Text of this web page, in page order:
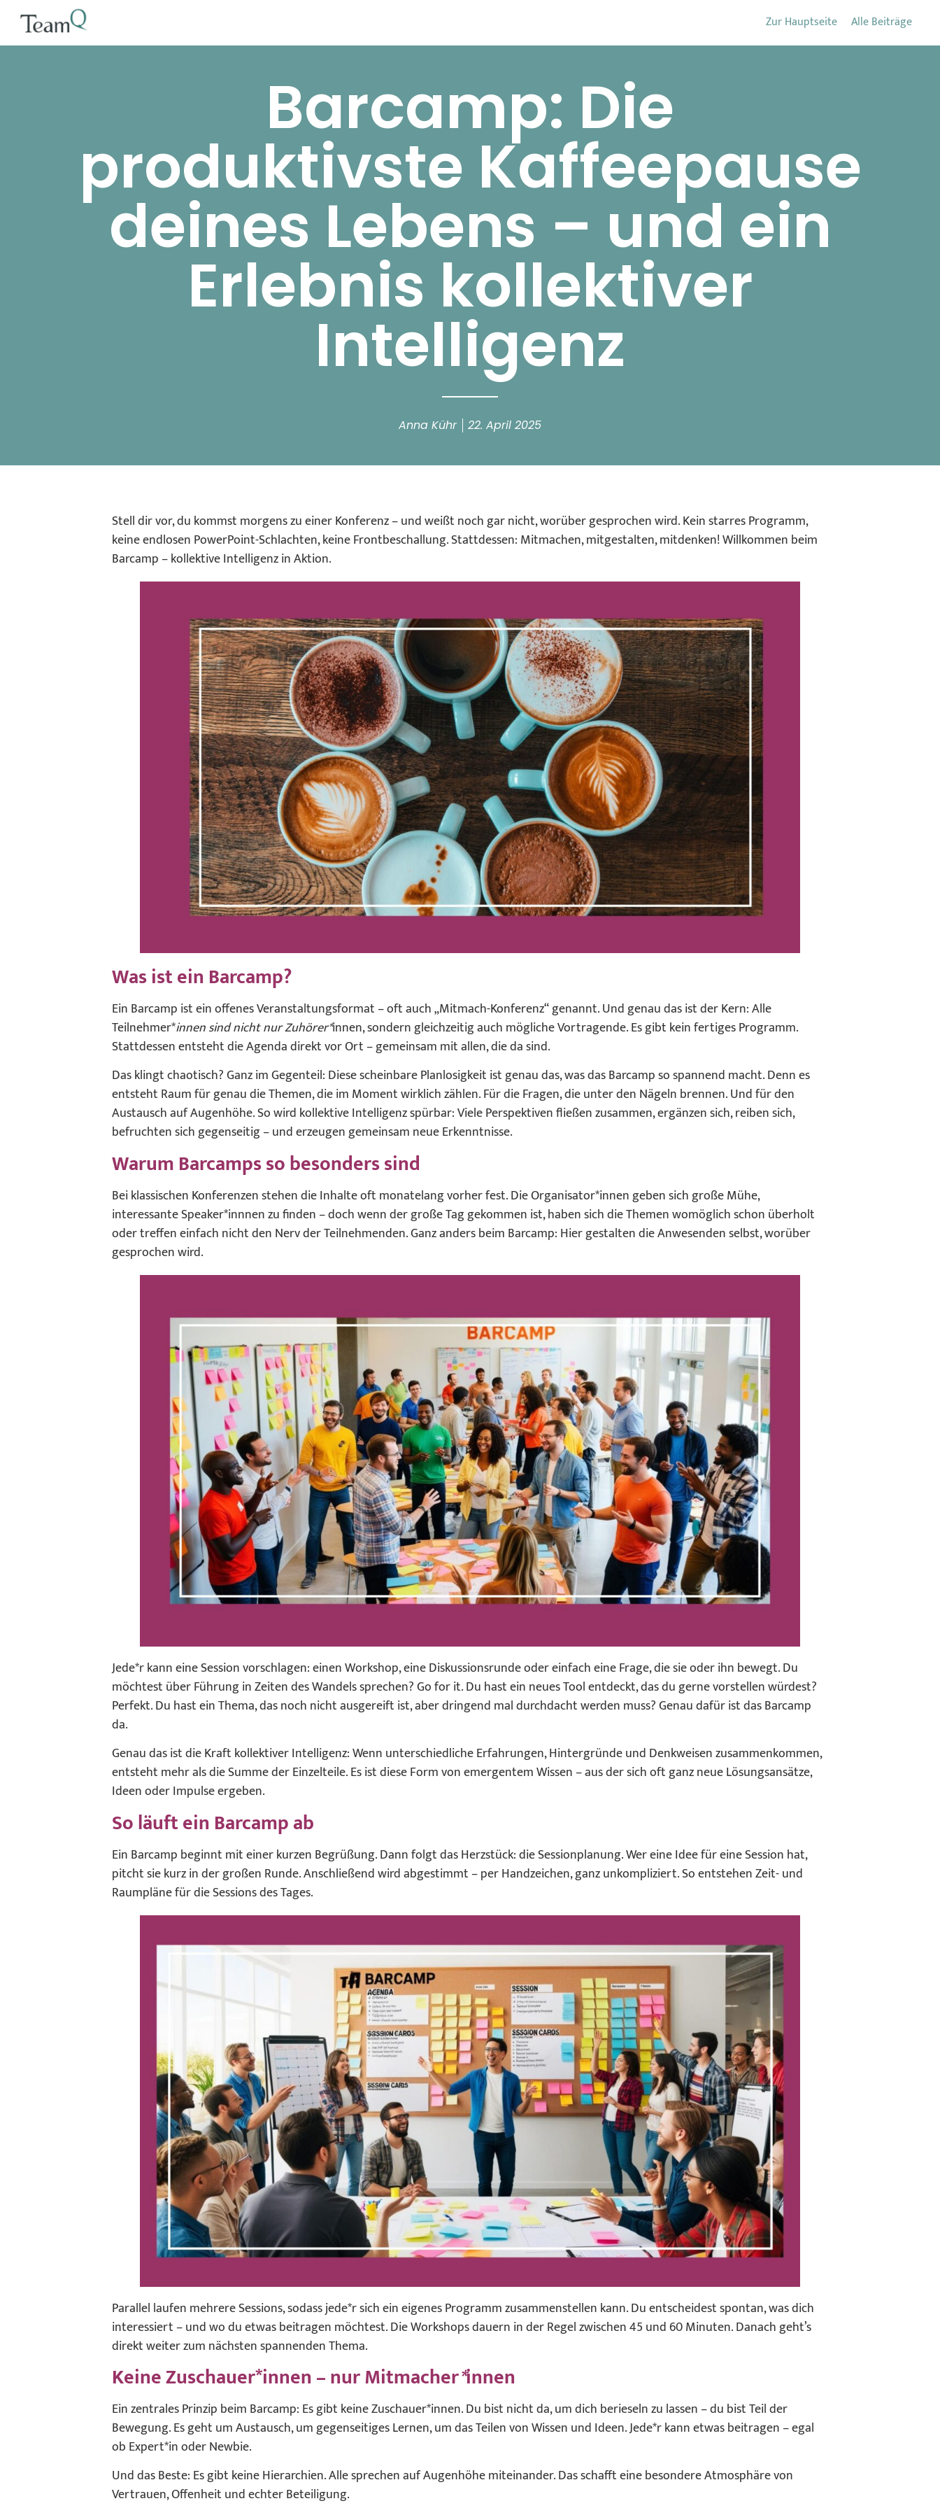
Zur Hauptseite Alle Beiträge
Barcamp: Die
produktivste Kaffeepause
deines Lebens – und ein
Erlebnis kollektiver
Intelligenz
Anna Kühr 22. April 2025
Stell dir vor, du kommst morgens zu einer Konferenz – und weißt noch gar nicht, worüber gesprochen wird. Kein starres Programm,
keine endlosen PowerPoint-Schlachten, keine Frontbeschallung. Stattdessen: Mitmachen, mitgestalten, mitdenken! Willkommen beim
Barcamp – kollektive Intelligenz in Aktion.
Was ist ein Barcamp?
Ein Barcamp ist ein offenes Veranstaltungsformat – oft auch „Mitmach-Konferenz“ genannt. Und genau das ist der Kern: Alle
Teilnehmer*innen sind nicht nur Zuhörer*innen, sondern gleichzeitig auch mögliche Vortragende. Es gibt kein fertiges Programm.
Stattdessen entsteht die Agenda direkt vor Ort – gemeinsam mit allen, die da sind.
Das klingt chaotisch? Ganz im Gegenteil: Diese scheinbare Planlosigkeit ist genau das, was das Barcamp so spannend macht. Denn es
entsteht Raum für genau die Themen, die im Moment wirklich zählen. Für die Fragen, die unter den Nägeln brennen. Und für den
Austausch auf Augenhöhe. So wird kollektive Intelligenz spürbar: Viele Perspektiven fließen zusammen, ergänzen sich, reiben sich,
befruchten sich gegenseitig – und erzeugen gemeinsam neue Erkenntnisse.
Warum Barcamps so besonders sind
Bei klassischen Konferenzen stehen die Inhalte oft monatelang vorher fest. Die Organisator*innen geben sich große Mühe,
interessante Speaker*innnen zu finden – doch wenn der große Tag gekommen ist, haben sich die Themen womöglich schon überholt
oder treffen einfach nicht den Nerv der Teilnehmenden. Ganz anders beim Barcamp: Hier gestalten die Anwesenden selbst, worüber
gesprochen wird.
Jede*r kann eine Session vorschlagen: einen Workshop, eine Diskussionsrunde oder einfach eine Frage, die sie oder ihn bewegt. Du
möchtest über Führung in Zeiten des Wandels sprechen? Go for it. Du hast ein neues Tool entdeckt, das du gerne vorstellen würdest?
Perfekt. Du hast ein Thema, das noch nicht ausgereift ist, aber dringend mal durchdacht werden muss? Genau dafür ist das Barcamp
da.
Genau das ist die Kraft kollektiver Intelligenz: Wenn unterschiedliche Erfahrungen, Hintergründe und Denkweisen zusammenkommen,
entsteht mehr als die Summe der Einzelteile. Es ist diese Form von emergentem Wissen – aus der sich oft ganz neue Lösungsansätze,
Ideen oder Impulse ergeben.
So läuft ein Barcamp ab
Ein Barcamp beginnt mit einer kurzen Begrüßung. Dann folgt das Herzstück: die Sessionplanung. Wer eine Idee für eine Session hat,
pitcht sie kurz in der großen Runde. Anschließend wird abgestimmt – per Handzeichen, ganz unkompliziert. So entstehen Zeit- und
Raumpläne für die Sessions des Tages.
Parallel laufen mehrere Sessions, sodass jede*r sich ein eigenes Programm zusammenstellen kann. Du entscheidest spontan, was dich
interessiert – und wo du etwas beitragen möchtest. Die Workshops dauern in der Regel zwischen 45 und 60 Minuten. Danach geht’s
direkt weiter zum nächsten spannenden Thema.
Keine Zuschauer*innen – nur Mitmacher*innen
Ein zentrales Prinzip beim Barcamp: Es gibt keine Zuschauer*innen. Du bist nicht da, um dich berieseln zu lassen – du bist Teil der
Bewegung. Es geht um Austausch, um gegenseitiges Lernen, um das Teilen von Wissen und Ideen. Jede*r kann etwas beitragen – egal
ob Expert*in oder Newbie.
Und das Beste: Es gibt keine Hierarchien. Alle sprechen auf Augenhöhe miteinander. Das schafft eine besondere Atmosphäre von
Vertrauen, Offenheit und echter Beteiligung.